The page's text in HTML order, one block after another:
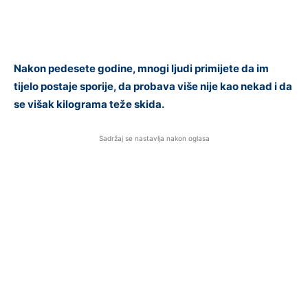
Nakon pedesete godine, mnogi ljudi primijete da im
tijelo postaje sporije, da probava više nije kao nekad i da
se višak kilograma teže skida.
Sadržaj se nastavlja nakon oglasa